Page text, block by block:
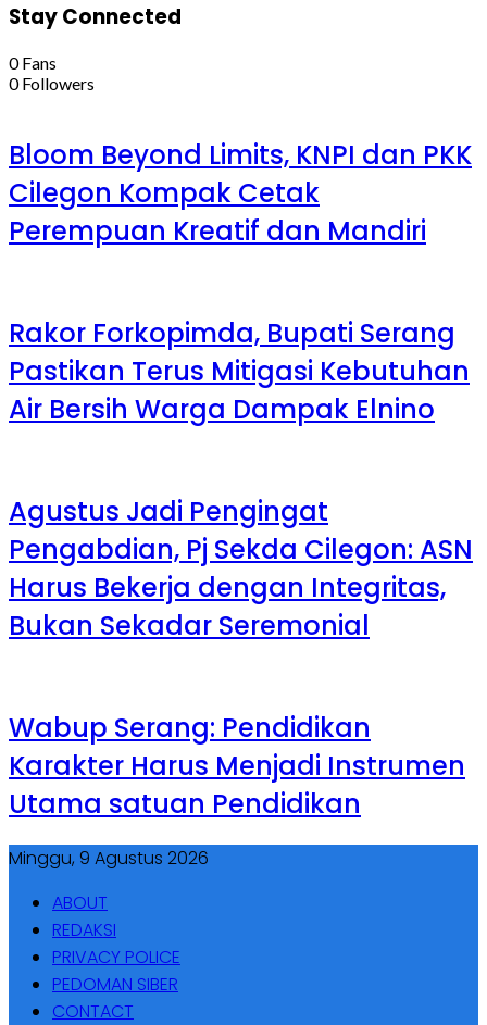
Stay Connected
0 Fans
0 Followers
Bloom Beyond Limits, KNPI dan PKK
Cilegon Kompak Cetak
Perempuan Kreatif dan Mandiri
Rakor Forkopimda, Bupati Serang
Pastikan Terus Mitigasi Kebutuhan
Air Bersih Warga Dampak Elnino
Agustus Jadi Pengingat
Pengabdian, Pj Sekda Cilegon: ASN
Harus Bekerja dengan Integritas,
Bukan Sekadar Seremonial
Wabup Serang: Pendidikan
Karakter Harus Menjadi Instrumen
Utama satuan Pendidikan
Minggu, 9 Agustus 2026
ABOUT
REDAKSI
PRIVACY POLICE
PEDOMAN SIBER
CONTACT